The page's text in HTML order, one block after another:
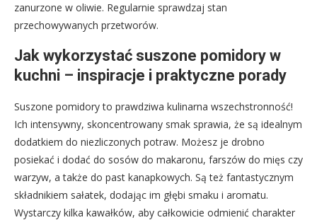
zanurzone w oliwie. Regularnie sprawdzaj stan
przechowywanych przetworów.
Jak wykorzystać suszone pomidory w
kuchni – inspiracje i praktyczne porady
Suszone pomidory to prawdziwa kulinarna wszechstronność!
Ich intensywny, skoncentrowany smak sprawia, że są idealnym
dodatkiem do niezliczonych potraw. Możesz je drobno
posiekać i dodać do sosów do makaronu, farszów do mięs czy
warzyw, a także do past kanapkowych. Są też fantastycznym
składnikiem sałatek, dodając im głębi smaku i aromatu.
Wystarczy kilka kawałków, aby całkowicie odmienić charakter